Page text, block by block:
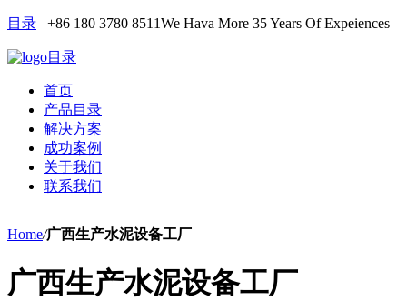
目录 +86 180 3780 8511We Hava More 35 Years Of Expeiences
目录
首页
产品目录
解决方案
成功案例
关于我们
联系我们
Home/广西生产水泥设备工厂
广西生产水泥设备工厂